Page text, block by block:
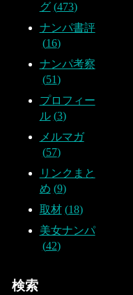
グ 473
ナンパ書評
16
ナンパ考察
51
プロフィー
ル 3
メルマガ
57
リンクまと
め 9
取材 18
美女ナンパ
42
検索